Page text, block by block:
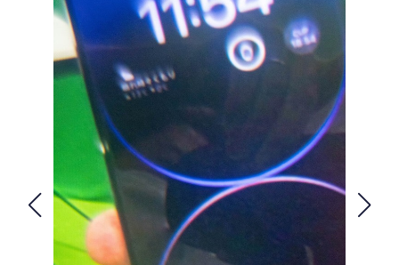
公式ストア
FOLLOW US